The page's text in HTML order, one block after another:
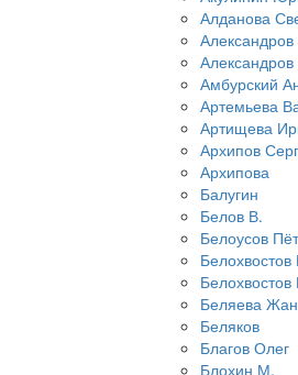
Алданова
Амбурский
Артемьева
Артищева
Архипов
Архипова
Балугин
Белов В.
Белоусов
Белохвостов
Беляева
Беляков
Благов Олег
Блохин М.